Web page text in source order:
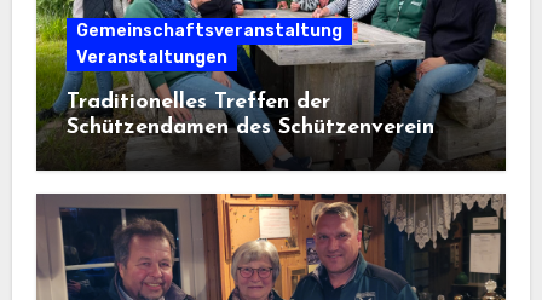
Gemeinschaftsveranstaltung
Veranstaltungen
Traditionelles Treffen der
Schützendamen des Schützenverein
Osterwanna von 1910 e. V.